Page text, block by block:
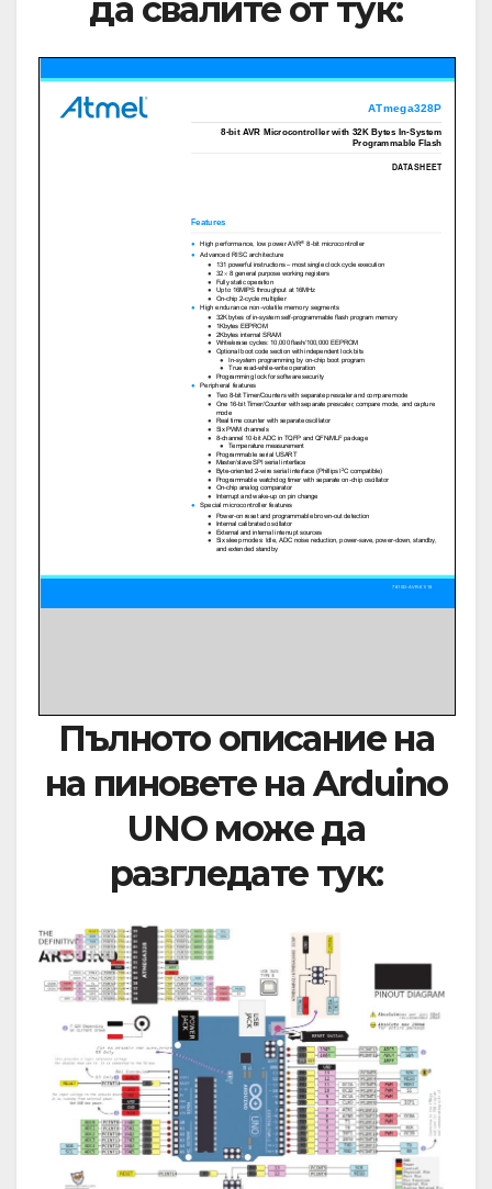
да свалите от тук:
Пълното описание на
на пиновете на Arduino
UNO може да
разгледате тук: